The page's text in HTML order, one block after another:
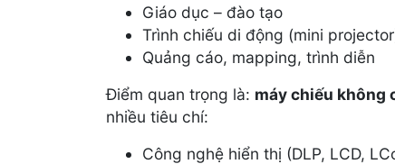
Giáo dục – đào tạo
Trình chiếu di động (mini
Quảng cáo, mapping, trình diễn
Điểm quan trọng là: máy chiếu không
nhiều tiêu chí:
Công nghệ hiển thị (DLP, LCD,